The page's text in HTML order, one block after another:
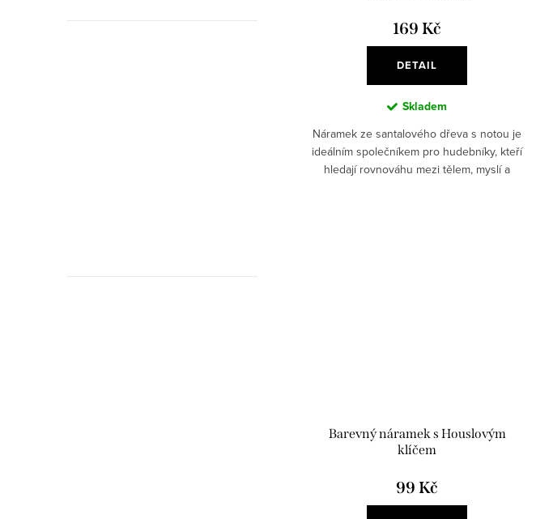
169 Kč
DETAIL
Skladem
Náramek ze santalového dřeva s notou je
ideálním společníkem pro hudebníky, kteří
hledají rovnováhu mezi tělem, myslí a
Barevný náramek s Houslovým
klíčem
99 Kč